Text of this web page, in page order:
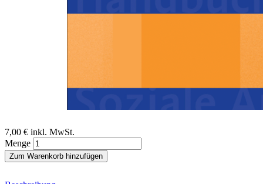
Organisation und
7,00 € inkl. MwSt.
Menge
Zum Warenkorb hinzufügen